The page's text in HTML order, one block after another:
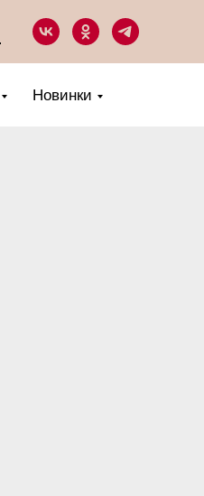
Новинки